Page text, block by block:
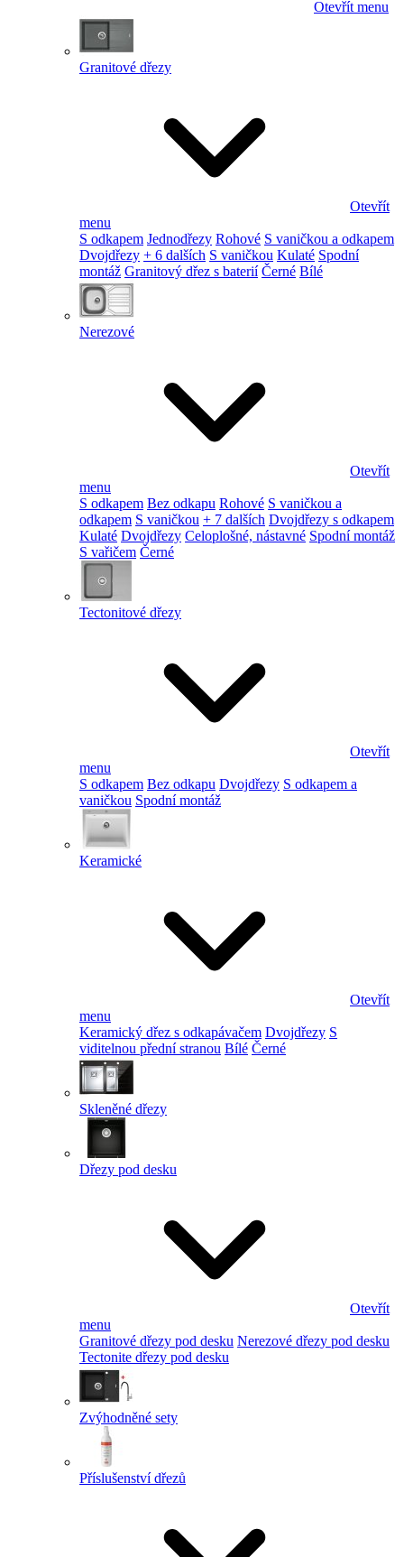
Otevřít menu
Granitové dřezy
Otevřít
menu
S odkapem Jednodřezy Rohové S vaničkou a odkapem
Dvojdřezy + 6 dalších S vaničkou Kulaté Spodní
montáž Granitový dřez s baterií Černé Bílé
Nerezové
Otevřít
menu
S odkapem Bez odkapu Rohové S vaničkou a
odkapem S vaničkou + 7 dalších Dvojdřezy s odkapem
Kulaté Dvojdřezy Celoplošné, nástavné Spodní montáž
S vařičem Černé
Tectonitové dřezy
Otevřít
menu
S odkapem Bez odkapu Dvojdřezy S odkapem a
vaničkou Spodní montáž
Keramické
Otevřít
menu
Keramický dřez s odkapávačem Dvojdřezy S
viditelnou přední stranou Bílé Černé
Skleněné dřezy
Dřezy pod desku
Otevřít
menu
Granitové dřezy pod desku Nerezové dřezy pod desku
Tectonite dřezy pod desku
Zvýhodněné sety
Příslušenství dřezů